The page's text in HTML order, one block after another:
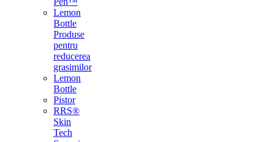
Lemon
Bottle
Produse
pentru
reducerea
grasimilor
Lemon
Bottle
Pistor
RRS®
Skin
Tech